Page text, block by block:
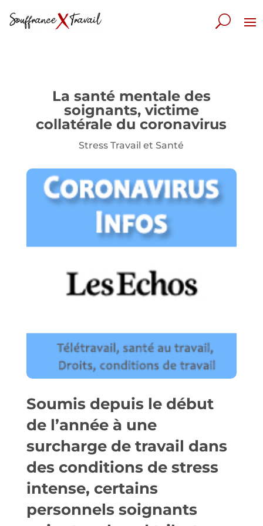
La santé mentale des
soignants, victime
collatérale du coronavirus
Stress Travail et Santé
Soumis depuis le début
de l’année à une
surcharge de travail dans
des conditions de stress
intense, certains
personnels soignants